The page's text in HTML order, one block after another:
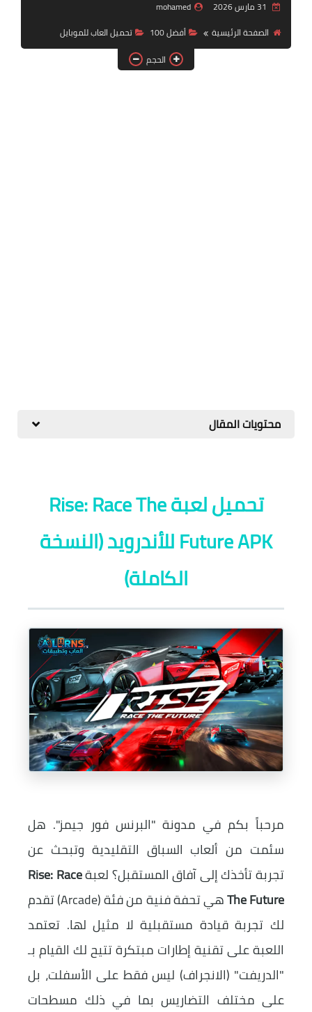
تحميل العاب للموبايل
تحميل العاب حرب
mohamed
الصفحة الرئيسية
أفضل 100
تحميل العاب للموبايل
الحجم
محتويات المقال
تحميل لعبة Rise: Race The
Future APK للأندرويد (النسخة
الكاملة)
مرحباً بكم في مدونة "البرنس فور جيمز". هل
سئمت من ألعاب السباق التقليدية وتبحث عن
تجربة تأخذك إلى آفاق المستقبل؟ لعبةRise: Race
The Future
هي تحفة فنية من فئة (Arcade) تقدم
لك تجربة قيادة مستقبلية لا مثيل لها. تعتمد
اللعبة على تقنية إطارات مبتكرة تتيح لك القيام بـ
"الدريفت" (الانجراف) ليس فقط على الأسفلت، بل
على مختلف التضاريس بما في ذلك مسطحات